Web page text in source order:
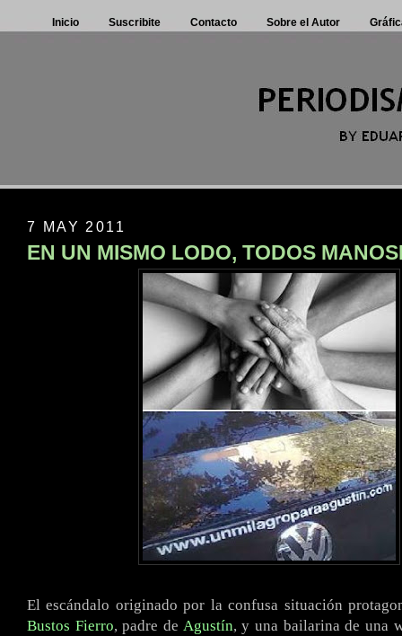
Inicio Suscribite Contacto Sobre el Autor
7 MAY 2011
EN UN MISMO LODO, TODOS
El escándalo originado por la confusa situación
Bustos Fierro, padre de Agustín, y una bailarina de una